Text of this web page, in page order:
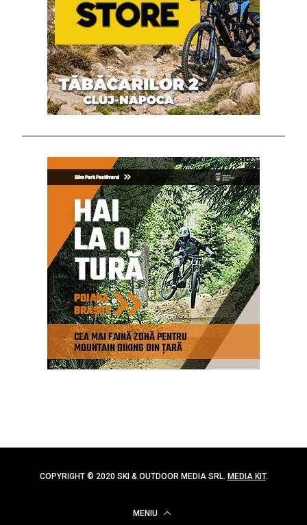
COPYRIGHT © 2020 SKI & OUTDOOR MEDIA SRL. MEDIA KIT.
MENIU